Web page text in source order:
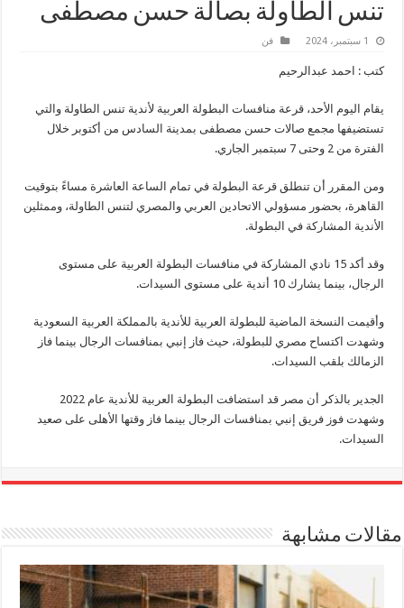
تنس الطاولة بصالة حسن مصطفى
1 سبتمبر، 2024 فن
كتب : احمد عبدالرحيم
يقام اليوم الأحد، قرعة منافسات البطولة العربية لأندية تنس الطاولة والتي
تستضيفها مجمع صالات حسن مصطفى بمدينة السادس من أكتوبر خلال
الفترة من 2 وحتى 7 سبتمبر الجاري.
ومن المقرر أن تنطلق قرعة البطولة في تمام الساعة العاشرة مساءً بتوقيت
القاهرة، بحضور مسؤولي الاتحادين العربي والمصري لتنس الطاولة، وممثلين
الأندية المشاركة في البطولة.
وقد أكد 15 نادي المشاركة في منافسات البطولة العربية على مستوى
الرجال، بينما يشارك 10 أندية على مستوى السيدات.
وأقيمت النسخة الماضية للبطولة العربية للأندية بالمملكة العربية السعودية
وشهدت اكتساح مصري للبطولة، حيث فاز إنبي بمنافسات الرجال بينما فاز
الزمالك بلقب السيدات.
الجدير بالذكر أن مصر قد استضافت البطولة العربية للأندية عام 2022
وشهدت فوز فريق إنبي بمنافسات الرجال بينما فاز وقتها الأهلى على صعيد
السيدات.
مقالات مشابهة